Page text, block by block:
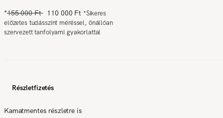
*155 000 Ft 110 000 Ft *Sikeres
előzetes tudásszint méréssel, önállóan
szervezett tanfolyami gyakorlattal
Részletfizetés
Kamatmentes részletre is